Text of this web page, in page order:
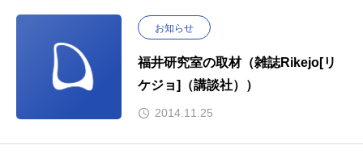
お知らせ
福井研究室の取材（雑誌Rikejo[リ
ケジョ]（講談社））
2014.11.25